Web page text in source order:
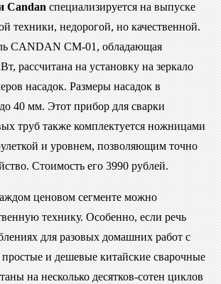
Candan специализируется на выпуске
техники, недорогой, но качественной.
CANDAN CM-01, обладающая
рассчитана на установку на зеркало
насадок. Размеры насадок в
40 мм. Этот прибор для сварки
труб также комплектуется ножницами
и уровнем, позволяющим точно
Стоимость его 3990 рублей.
ценовом сегменте можно
технику. Особенно, если речь
для разовых домашних работ с
и дешевые китайские сварочные
на несколько десятков-сотен циклов